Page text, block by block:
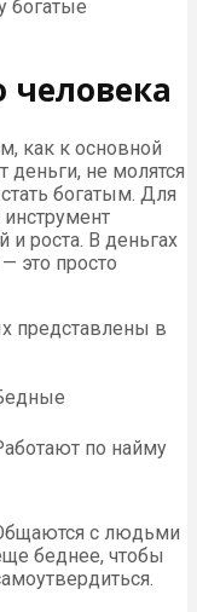
богатые
как к основной
деньги, не молятся
богатым. Для
роста. В деньгах
это просто
представлены в
по найму
с людьми
беднее, чтобы